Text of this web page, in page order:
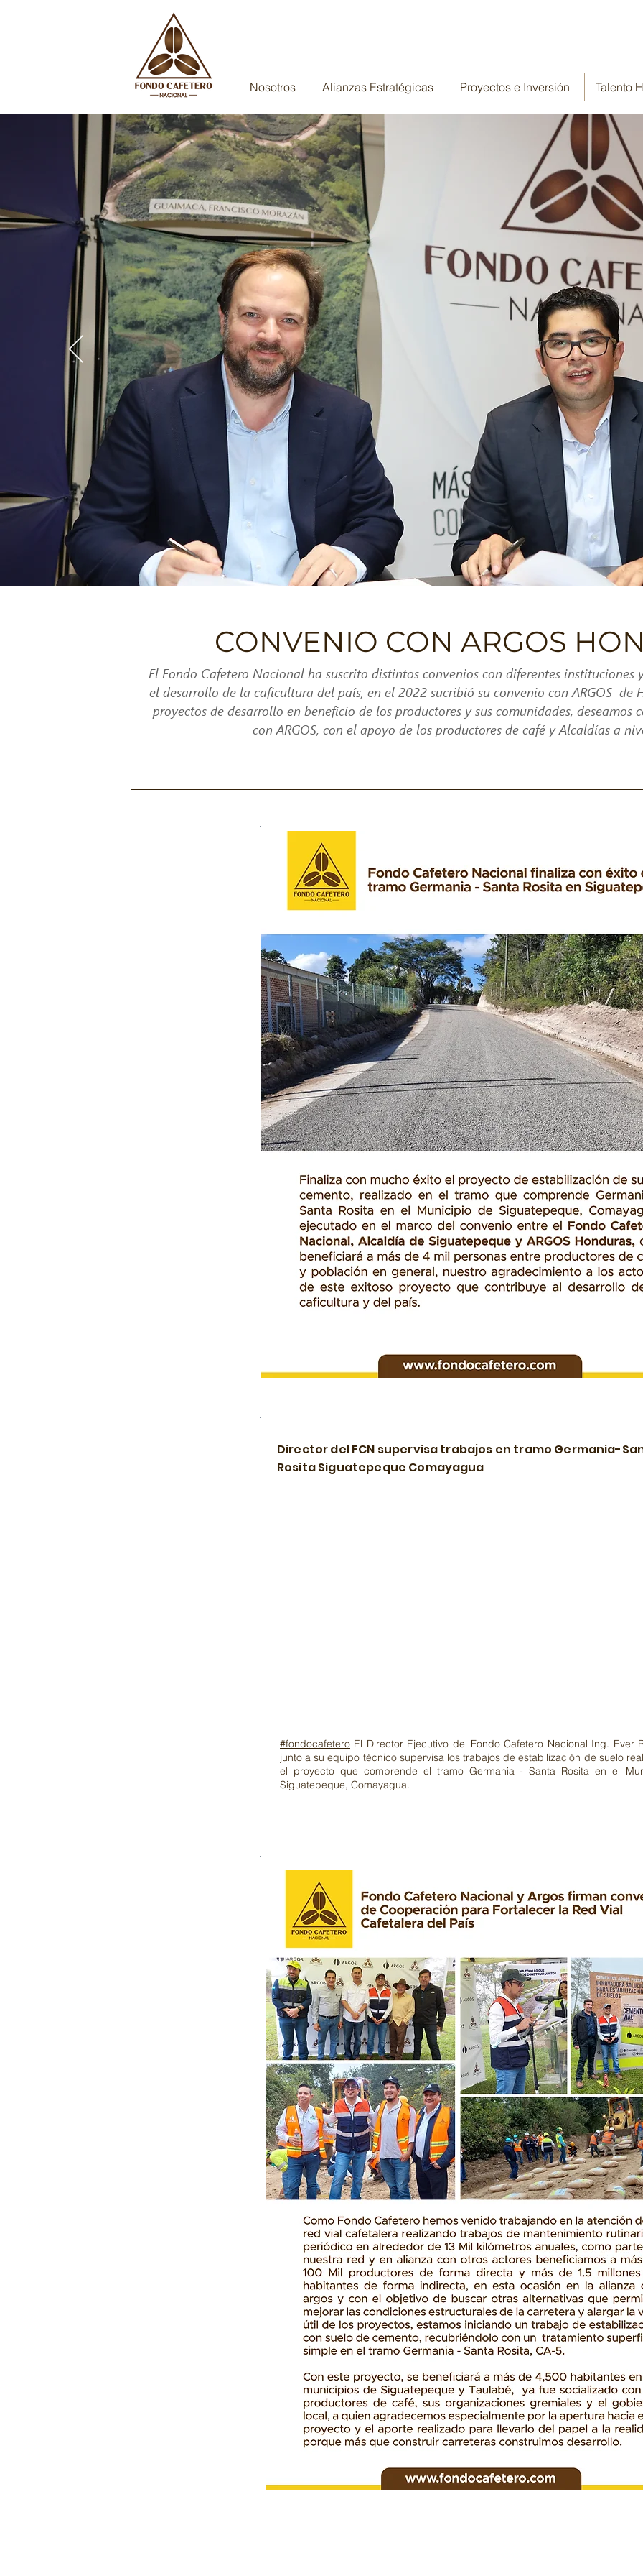
Nosotros Alianzas Estratégicas Proyectos e Inversión Talento
CONVENIO CON ARGOS
El Fondo Cafetero Nacional ha suscrito distintos convenios con diferentes instituciones
el desarrollo de la caficultura del país, en el 2022 sucribió su convenio con ARGOS de
proyectos de desarrollo en beneficio de los productores y sus comunidades,
con ARGOS, con el apoyo de los productores de café y Alcaldías a
Director del FCN supervisa trabajos en tramo Germania-
Rosita Siguatepeque Comayagua
#fondocafetero El Director Ejecutivo del Fondo Cafetero Nacional Ing. Ever
junto a su equipo técnico supervisa los trabajos de estabilización de suelo
el proyecto que comprende el tramo Germania - Santa Rosita en el
Siguatepeque, Comayagua.